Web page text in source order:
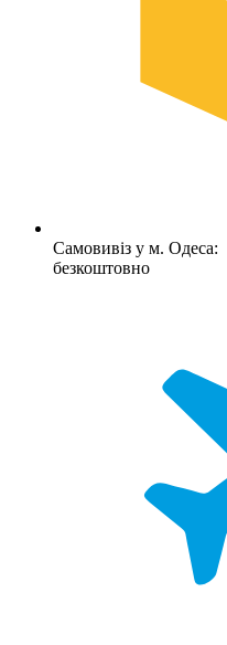
Самовивіз у м. Одеса:
безкоштовно